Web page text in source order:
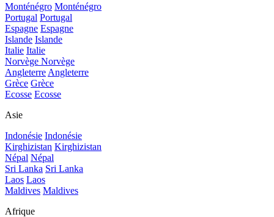
Monténégro Monténégro
Portugal Portugal
Espagne Espagne
Islande Islande
Italie Italie
Norvège Norvège
Angleterre Angleterre
Grèce Grèce
Ecosse Ecosse
Asie
Indonésie Indonésie
Kirghizistan Kirghizistan
Népal Népal
Sri Lanka Sri Lanka
Laos Laos
Maldives Maldives
Afrique